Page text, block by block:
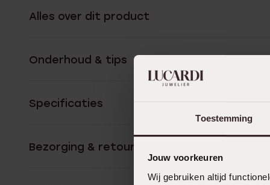
Toestemming
Jouw voorkeuren
Wij gebruiken altijd
Alles over dit product
Onderhoud & tips
Specificaties
Bezorging & retourneren